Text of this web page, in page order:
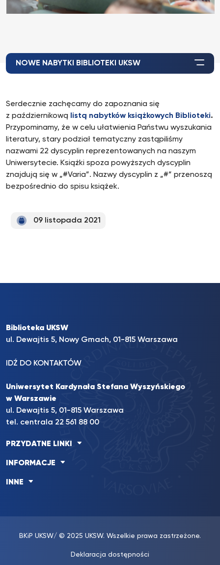
NOWE NABYTKI BIBLIOTEKI UKSW
Serdecznie zachęcamy do zapoznania się
z październikową
listą nabytków książkowych Biblioteki.
Przypominamy, że w celu ułatwienia Państwu wyszukania
literatury, stary podział tematyczny zastąpiliśmy
nazwami 22 dyscyplin reprezentowanych na naszym
Uniwersytecie. Książki spoza powyższych dyscyplin
znajdują się w „#Varia”. Nazwy dyscyplin z „#” przenoszą
bezpośrednio do spisu książek.
09 listopada 2021
Biblioteka UKSW
ul. Dewajtis 5, Nowy Gmach, 01-815 Warszawa
IDŹ DO KONTAKTÓW
Uniwersytet Kardynała Stefana Wyszyńskiego
w Warszawie
ul. Dewajtis 5, 01-815 Warszawa
tel. centrala 22 561 88 00
PRZYDATNE LINKI
INFORMACJE
INNE
BKiP UKSW/ © 2025 UKSW. Wszelkie prawa zastrzeżone.
Deklaracja dostępności